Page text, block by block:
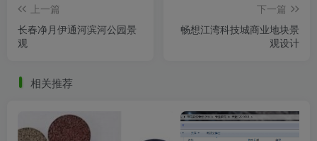
上一篇
长春净月伊通河滨河公园景
观
下一篇
畅想江湾科技城商业地块景
观设计
相关推荐